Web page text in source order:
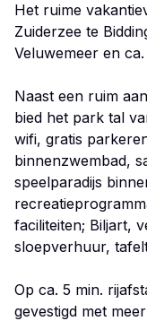
Het ruime
Zuiderzee te
Veluwemeer en
Naast een ruim
bied het park tal
wifi, gratis
binnenzwembad,
speelparadijs
faciliteiten; Biljart,
sloepverhuur,
Op ca. 5 min.
gevestigd met